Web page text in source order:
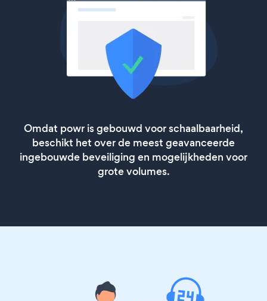
Omdat powr is gebouwd voor schaalbaarheid,
beschikt het over de meest geavanceerde
ingebouwde beveiliging en mogelijkheden voor
grote volumes.